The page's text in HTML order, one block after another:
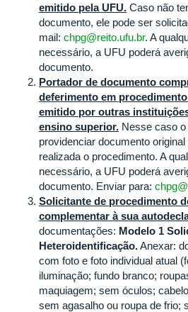
emitido pela UFU. Caso não
documento, ele pode ser
mail: chpg@reito.ufu.br. A
necessário, a UFU poderá
documento.
Portador de documento
deferimento em
emitido por outras
ensino superior. Nesse caso
providenciar documento
realizada o procedimento. A
necessário, a UFU poderá
documento. Enviar para:
Solicitante de procedimento
complementar à sua
documentações: Modelo 1
Heteroidentificação.Anexar:
com foto e foto individual atual
iluminação; fundo branco;
maquiagem; sem óculos;
sem agasalho ou roupa de frio;